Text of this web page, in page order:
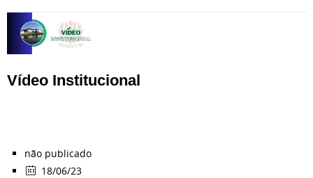
Vídeo Institucional
não publicado
18/06/23